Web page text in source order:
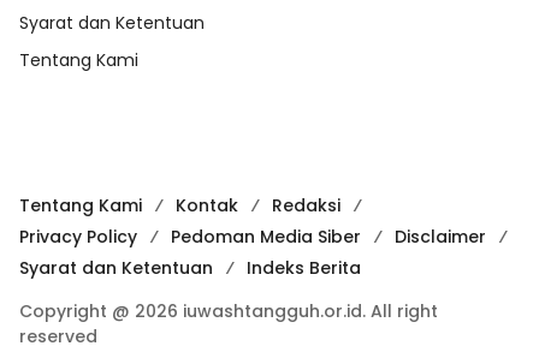
Syarat dan Ketentuan
Tentang Kami
Tentang Kami Kontak
Redaksi
Privacy Policy
Pedoman Media Siber
Disclaimer
Syarat dan Ketentuan
Indeks Berita
Copyright @ 2026 iuwashtangguh.or.id. All right
reserved